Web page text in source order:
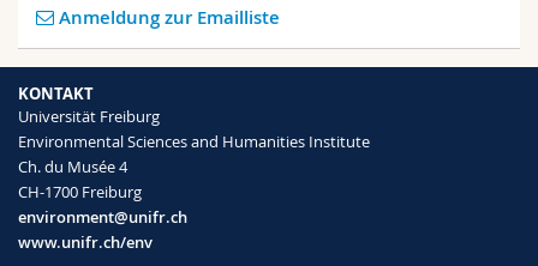
Anmeldung zur Emailliste
KONTAKT
Universität Freiburg
Environmental Sciences and Humanities Institute
Ch. du Musée 4
CH-1700 Freiburg
environment@unifr.ch
www.unifr.ch/env